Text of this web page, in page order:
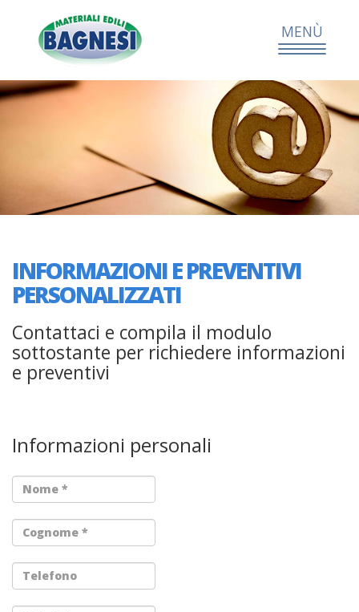
Home
Prodotti
Servizi
Novità
promozioni
Dove
siamo
Toggle
MENÙ
INFORMAZIONI E PREVENTIVI
PERSONALIZZATI
Contattaci e compila il modulo
sottostante per richiedere informazioni
e preventivi
Informazioni personali